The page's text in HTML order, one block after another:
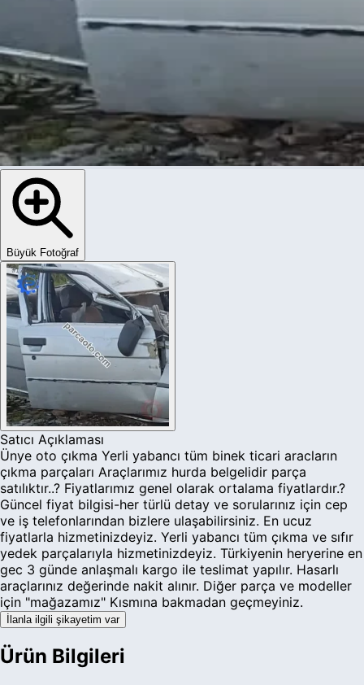
Büyük Fotoğraf
Satıcı Açıklaması
Ünye oto çıkma Yerli yabancı tüm binek ticari aracların
çıkma parçaları Araçlarımız hurda belgelidir parça
satılıktır..? Fiyatlarımız genel olarak ortalama fiyatlardır.?
Güncel fiyat bilgisi-her türlü detay ve sorularınız için cep
ve iş telefonlarından bizlere ulaşabilirsiniz. En ucuz
fiyatlarla hizmetinizdeyiz. Yerli yabancı tüm çıkma ve sıfır
yedek parçalarıyla hizmetinizdeyiz. Türkiyenin heryerine en
gec 3 günde anlaşmalı kargo ile teslimat yapılır. Hasarlı
araçlarınız değerinde nakit alınır. Diğer parça ve modeller
için "mağazamız" Kısmına bakmadan geçmeyiniz.
İlanla ilgili şikayetim var
Ürün Bilgileri